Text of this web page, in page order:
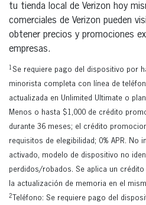
tu tienda local de Verizon hoy
comerciales de Verizon pueden
obtener precios y promociones
empresas.
Se requiere pago del dispositivo por
minorista completa con línea de
actualizada en Unlimited Ultimate o
Menos o hasta $1,000 de crédito
durante 36 meses; el crédito
requisitos de elegibilidad; 0% APR. No
activado, modelo de dispositivo no
perdidos/robados. Se aplica un
la actualización de memoria en el
2
Teléfono: Se requiere pago del